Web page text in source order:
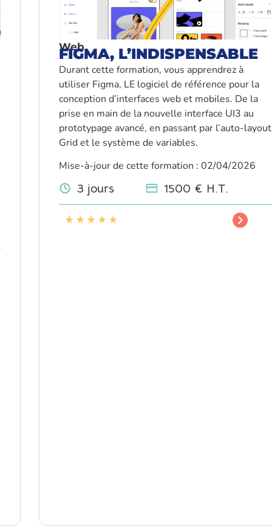
Web
FIGMA, L’INDISPENSABLE
Durant cette formation, vous apprendrez à
utiliser Figma, LE logiciel de référence pour la
conception d’interfaces web et mobiles. De la
prise en main de la nouvelle interface UI3 au
prototypage avancé, en passant par l’auto-layout
Grid et le système de variables.
Mise-à-jour de cette formation : 02/04/2026
3 jours 1500 € H.T.
★ ★ ★ ★ ★